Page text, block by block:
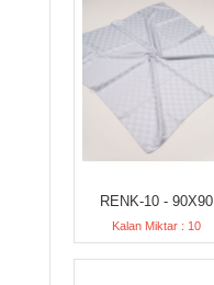
RENK-10 - 90X90
Kalan Miktar : 10